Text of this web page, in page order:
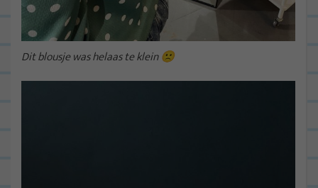
Dit blousje was helaas te klein 🙁